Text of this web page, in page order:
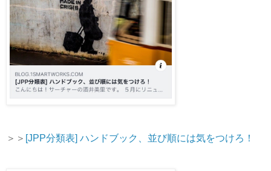
＞＞ [JPP分類表] ハンドブック、並び順には気をつけろ！